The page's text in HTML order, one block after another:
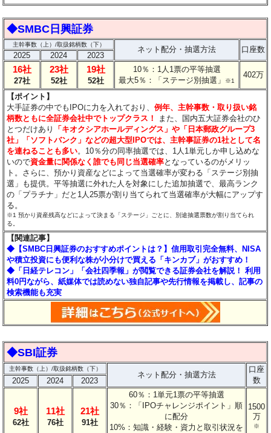
◆SMBC日興証券
主幹事数（上）/取扱銘柄数（下）
ネット配分・抽選方法 口座数
2025 2024 2023
16社
27社
23社
52社
19社
52社
10％：1人1票の平等抽選
最大5％：「ステージ別抽選」
※1
402万
【ポイント】
大手証券の中でもIPOに力を入れており、例年、主幹事数・取り扱い銘
柄数ともに全証券会社中でトップクラス！
また、国内五大証券会社のひ
とつだけあり
「キオクシアホールディングス」や「日本郵政グループ3
社」「ソフトバンク」などの超大型IPOでは、主幹事証券の1社として名
を連ねることも多い。10％分の同率抽選では、1人1単元しか申し込めな
いので資金量に関係なく誰でも同じ当選確率となっているのがメリッ
ト。さらに、預かり資産などによって当選確率が変わる「ステージ別抽
選」も提供。平等抽選に外れた人を対象にした追加抽選で、最高ランク
の「プラチナ」だと1人25票が割り当てられて当選確率が大幅にアップす
る。
※1 預かり資産残高などによって決まる「ステージ」ごとに、別途抽選票数が割り当てられ
る。
【関連記事】
◆【SMBC日興証券のおすすめポイントは？】信用取引完全無料、NISA
や積立投資にも便利な株が小分けで買える「キンカブ」がおすすめ！
◆「日経テレコン」「会社四季報」が閲覧できる証券会社を解説！ 利用
料0円ながら、紙媒体では読めない独自記事や先行情報を掲載し、記事の
検索機能も充実
◆SBI証券
主幹事数（上）/取扱銘柄数（下）
ネット配分・抽選方法
口座
数
2025 2024 2023
9社
62社
11社
76社
21社
91社
60％：1単元1票の平等抽選
30％：「IPOチャレンジポイント」順
に配分
10%：知識・経験・資力と取引状況を
1500
万
※